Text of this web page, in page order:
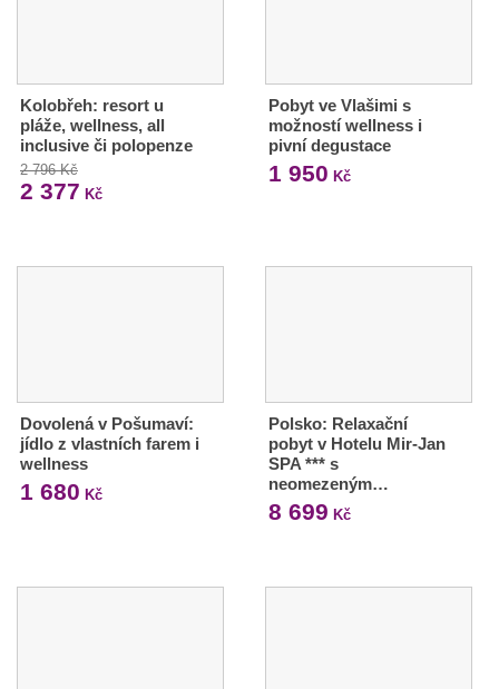
Kolobřeh: resort u
pláže, wellness, all
inclusive či polopenze
2 796 Kč
2 377 Kč
Pobyt ve Vlašimi s
možností wellness i
pivní degustace
1 950 Kč
Dovolená v Pošumaví:
jídlo z vlastních farem i
wellness
1 680 Kč
Polsko: Relaxační
pobyt v Hotelu Mir-Jan
SPA *** s
neomezeným…
8 699 Kč